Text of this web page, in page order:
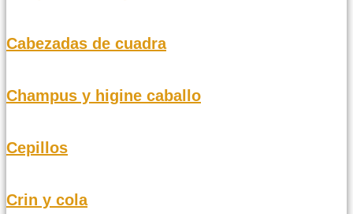
Cabezadas de cuadra
Champus y higine caballo
Cepillos
Crin y cola